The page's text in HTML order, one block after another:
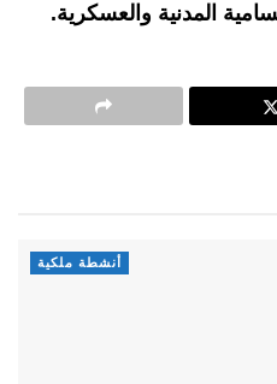
المدنية والعسكرية.
أنشطة ملكية